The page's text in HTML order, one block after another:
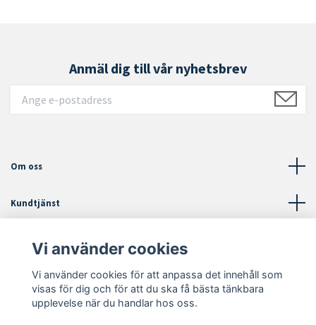
Anmäl dig till vår nyhetsbrev
Om oss
Kundtjänst
Sociala medier
Vi använder cookies
Vi använder cookies för att anpassa det innehåll som
visas för dig och för att du ska få bästa tänkbara
upplevelse när du handlar hos oss.